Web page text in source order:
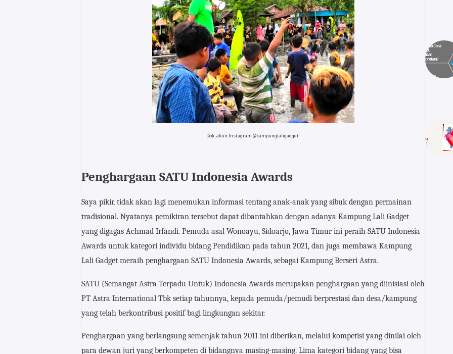
Dok. akun Instagram @kampunglaligadget
Penghargaan SATU Indonesia Awards
Saya pikir, tidak akan lagi menemukan informasi tentang anak-anak yang sibuk dengan permainan
tradisional. Nyatanya pemikiran tersebut dapat dibantahkan dengan adanya Kampung Lali Gadget
yang digagas Achmad Irfandi. Pemuda asal Wonoayu, Sidoarjo, Jawa Timur ini peraih SATU Indonesia
Awards untuk kategori individu bidang Pendidikan pada tahun 2021, dan juga membawa Kampung
Lali Gadget meraih penghargaan SATU Indonesia Awards, sebagai Kampung Berseri Astra.
SATU (Semangat Astra Terpadu Untuk) Indonesia Awards merupakan penghargaan yang diinisiasi oleh
PT Astra International Tbk setiap tahunnya, kepada pemuda/pemudi berprestasi dan desa/kampung
yang telah berkontribusi positif bagi lingkungan sekitar.
Penghargaan yang berlangsung semenjak tahun 2011 ini diberikan, melalui kompetisi yang dinilai oleh
para dewan juri yang berkompeten di bidangnya masing-masing. Lima kategori bidang yang bisa